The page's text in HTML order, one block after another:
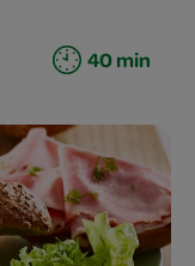
40 min